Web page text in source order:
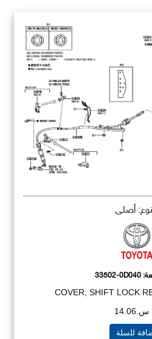
أصلي
33502-0D040
COVER, SHIFT LOCK
للسلة